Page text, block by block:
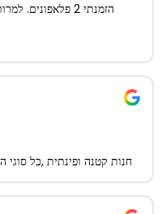
הזמנתי 2
חנות קטנה ופינתית ,כל סוגי